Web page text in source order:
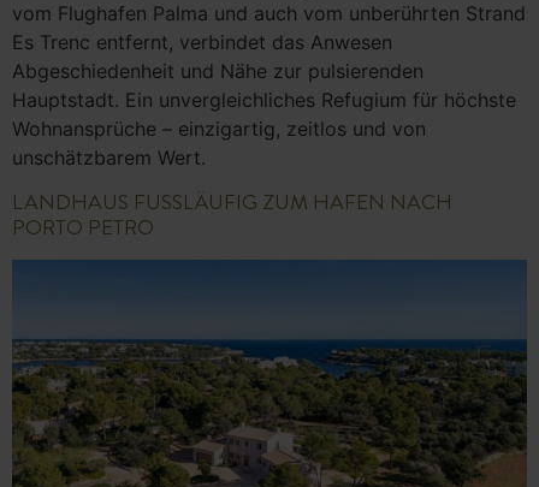
vom Flughafen Palma und auch vom unberührten Strand
Es Trenc entfernt, verbindet das Anwesen
Abgeschiedenheit und Nähe zur pulsierenden
Hauptstadt. Ein unvergleichliches Refugium für höchste
Wohnansprüche – einzigartig, zeitlos und von
unschätzbarem Wert.
LANDHAUS FUSSLÄUFIG ZUM HAFEN NACH
PORTO PETRO